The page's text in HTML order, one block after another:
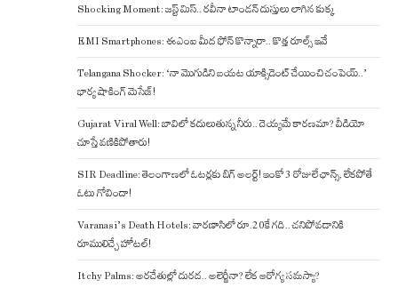
Shocking Moment: జస్ట్ మిస్.. రవీనా టాండన్ దుస్తులు లాగిన కుక్క
EMI Smartphones: ఈఎంఐ మీద ఫోన్ కొన్నారా.. కొత్త రూల్స్ ఇవే
Telangana Shocker: ‘నా మొగుడిని బయట యాక్సిడెంట్ చేయించి చంపెయ్..’
భార్య షాకింగ్ మెసేజ్!
Gujarat Viral Well: బావిలో కదులుతున్న నీరు.. దెయ్యమే కారణమా? వీడియో
చూస్తే వణికిపోతారు!
SIR Deadline: తెలంగాణలో ఓటర్లకు బిగ్ అలర్ట్! ఇంకో 3 రోజులే ఛాన్స్, లేకపోతే
ఓటు గోవిందా!
Varanasi’s Death Hotels: వారణాసిలో రూ.20కే గది.. చనిపోవడానికి
రూములిచ్చే హోటల్!
Itchy Palms: అరచేతుల్లో దురద.. అలెర్జీనా? లేక ఆరోగ్య సమస్యా?